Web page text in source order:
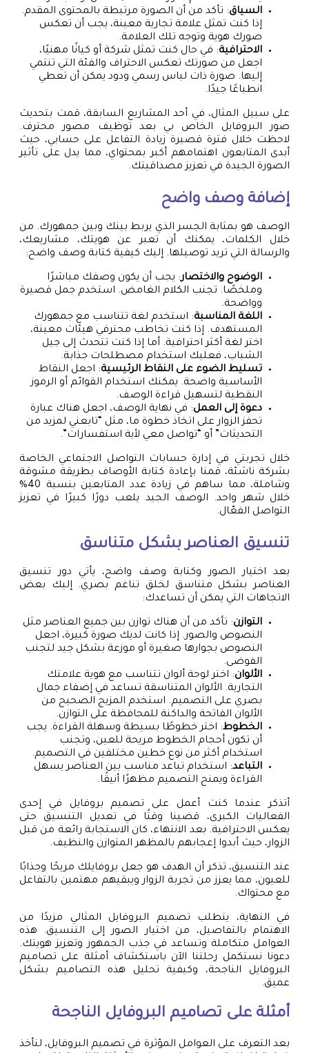
السياق: تأكد من أن الصورة مرتبطة بالمحتوى المقدم.
إذا كنت تمثل علامة تجارية معينة، يجب أن تعكس
صورك هوية وتوجه تلك العلامة.
الاحترافية: في حال كنت تمثل شركة أو كيانًا مهنيًا،
اجعل من صورتك تعكس الاحتراف والفئة التي تنتمي
إليها. صورة ذات لباس رسمي ودود يمكن أن تعطي
انطباعًا جيدًا.
على سبيل المثال، في أحد المشاريع السابقة، قمت بتحديث
صور البروفايل الخاص بي بعد توظيف مصور محترف.
لاحظت خلال فترة قصيرة زيادة التفاعل على حسابي، حيث
أبدى المتابعون اهتمامهم أكبر بمحتواي، مما يدل على تأثير
الصورة الجيدة في تعزيز مصداقيتك.
إضافة وصف واضح
الوصف هو بمثابة الجسر الذي يربط بينك وبين جمهورك. من
خلال الكلمات، يمكنك أن تعبر عن هويتك، مشاريعك،
والرسالة التي تريد توصيلها. إليك كيفية كتابة وصف واضح:
الوضوح والاختصار: يجب أن يكون وصفك مباشرًا
وملخصًا. تجنب الكلام الغامض. استخدم جمل قصيرة
وواضحة.
اللغة المناسبة: استخدم لغة تتناسب مع جمهورك
المستهدف. إذا كنت تخاطب محترفي هيئات معينة،
اختر لغة أكثر احترافية. أما إذا كنت تتحدث إلى جيل
الشباب، فعليك استخدام مصطلحات جذابة.
تسليط الضوء على النقاط الرئيسية: اجعل النقاط
الأساسية واضحة. يمكنك استخدام القوائم أو الرموز
النقطية لتسهيل قراءة الوصف.
دعوة إلى العمل: في نهاية الوصف، اجعل هناك عبارة
تحفز الزوار على اتخاذ خطوة ما، مثل “تابعني لمزيد من
التحديثات” أو “تواصل معي لأية استفسارات”.
خلال تجربتي في إدارة حسابات التواصل الاجتماعي الخاصة
بشركة ناشئة، قمنا بإعادة كتابة الأوصاف بطريقة مشوقة
وشاملة، مما ساهم في زيادة عدد المتابعين بنسبة 40%
خلال شهر واحد. الوصف الجيد يلعب دورًا كبيرًا في تعزيز
التواصل الفعّال.
تنسيق العناصر بشكل متناسق
بعد اختيار الصور وكتابة وصف واضح، يأتي دور تنسيق
العناصر بشكل متناسق لخلق تناغم بصري. إليك بعض
الاتجاهات التي يمكن أن تساعدك:
التوازن: تأكد من أن هناك توازن بين جميع العناصر مثل
النصوص والصور. إذا كانت لديك صورة كبيرة، اجعل
النصوص بجوارها صغيرة أو موزعة بشكل جيد لتجنب
الفوضى.
الألوان: اختر لوحة ألوان تتناسب مع هوية علامتك
التجارية. الألوان المتناسقة تساعد في إضفاء جمال
بصري على التصميم. استخدم المزيج الصحيح من
الألوان الفاتحة والداكنة للمحافظة على التوازن.
الخطوط: اختر خطوطًا بسيطة وسهلة القراءة. يجب
أن تكون أحجام الخطوط مريحة للعين، وتجنب
استخدام أكثر من نوع خطين مختلفين في التصميم.
التباعد: استخدام تباعد مناسب بين العناصر يسهل
القراءة ويمنح التصميم مظهرًا أنيقًا.
أتذكر عندما كنت أعمل على تصميم بروفايل في إحدى
الفعاليات الكبرى، قضينا وقتًا في تعديل التنسيق حتى
يعكس الاحترافية. بعد الانتهاء، كان الاستجابة رائعة من قبل
الزوار، حيث أبدوا إعجابهم بالمظهر المتوازن والنظيف.
عند التنسيق، تذكر أن الهدف هو جعل بروفايلك مريحًا وجذابًا
للعيون، مما يعزز من تجربة الزوار ويبقيهم مهتمين بالتفاعل
مع محتواك.
في النهاية، يتطلب تصميم البروفايل المثالي مزيدًا من
الاهتمام بالتفاصيل، من اختيار الصور إلى التنسيق. هذه
العوامل متكاملة وتساعد في جذب الجمهور وتعزيز هويتك.
دعونا نستكمل رحلتنا الآن باستكشاف أمثلة على تصاميم
البروفايل الناجحة، وكيفية تحليل هذه التصاميم بشكل
عميق.
أمثلة على تصاميم البروفايل الناجحة
بعد التعرف على العوامل المؤثرة في تصميم البروفايل، لنأخذ